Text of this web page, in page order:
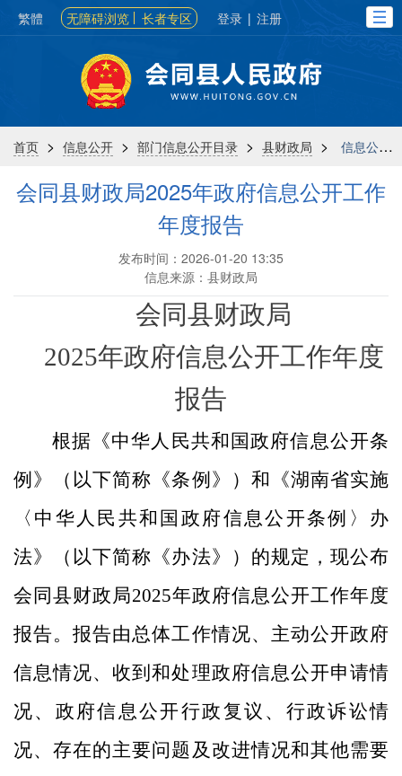
繁體 无障碍浏览 长者专区 登录 | 注册
首页 > 信息公开 > 部门信息公开目录 > 县财政局 > 信息公开年报
会同县财政局2025年政府信息公开工作
年度报告
发布时间：2026-01-20 13:35
信息来源：县财政局
会同县财政局
2025年政府信息公开工作年度
报告
根据《中华人民共和国政府信息公开条
例》（以下简称《条例》）和《湖南省实施
〈中华人民共和国政府信息公开条例〉办
法》（以下简称《办法》）的规定，现公布
会同县财政局2025年政府信息公开工作年度
报告。报告由总体工作情况、主动公开政府
信息情况、收到和处理政府信息公开申请情
况、政府信息公开行政复议、行政诉讼情
况、存在的主要问题及改进情况和其他需要